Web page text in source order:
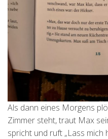
Als dann eines Morgens
Zimmer steht, traut Max
spricht und ruft „Lass mich